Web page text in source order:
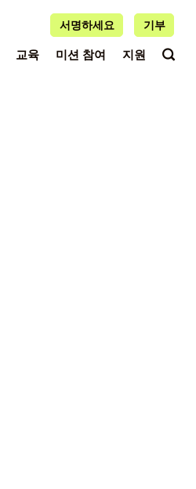
서명하세요 기부
교육 미션 참여 지원 